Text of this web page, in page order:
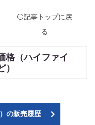
⚪️記事トップに戻
る
格（ハイファイ
の販売履歴